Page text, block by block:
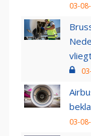
03-
03-